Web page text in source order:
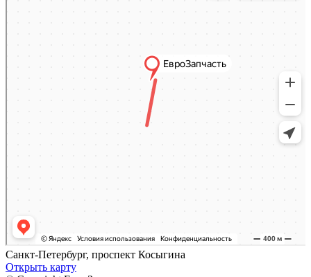
Санкт-Петербург, проспект Косыгина
Открыть карту